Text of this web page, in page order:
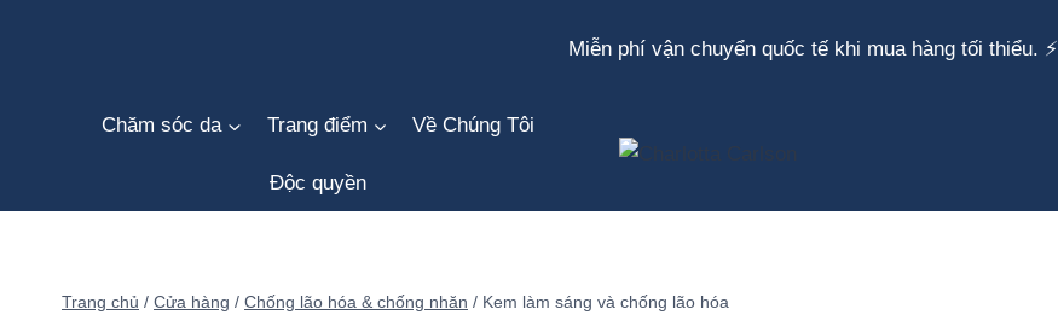
Miễn phí vận chuyển quốc tế khi mua hàng tối thiểu. ⚡
Chăm sóc da Trang điểm Về Chúng Tôi
Độc quyền
Trang chủ / Cửa hàng / Chống lão hóa & chống nhăn / Kem làm sáng và chống lão hóa